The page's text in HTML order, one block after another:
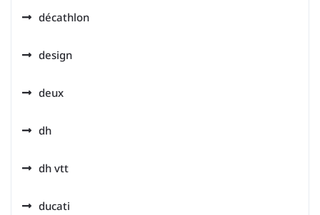
décathlon
design
deux
dh
dh vtt
ducati